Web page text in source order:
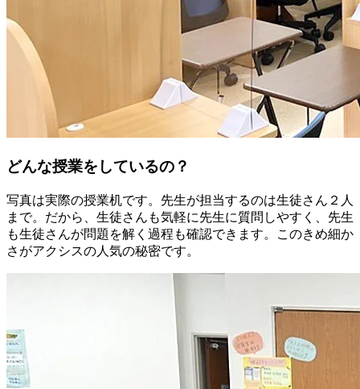
どんな授業をしているの？
写真は実際の授業机です。先生が担当するのは生徒さん２人
まで。だから、生徒さんも気軽に先生に質問しやすく、先生
も生徒さんが問題を解く過程も確認できます。このきめ細か
さがアクシスの人気の秘密です。